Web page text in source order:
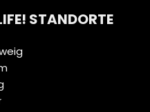
STANDORTE